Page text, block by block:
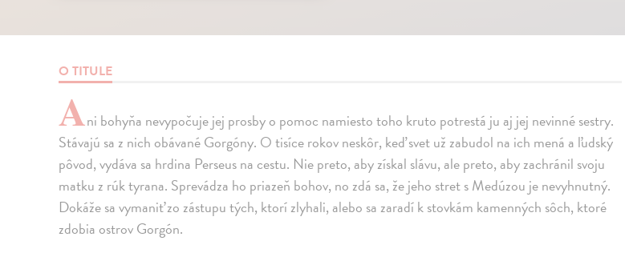
O TITULE
Ani bohyňa nevypočuje jej prosby o pomoc namiesto toho kruto potrestá ju aj jej nevinné sestry.
Stávajú sa z nich obávané Gorgóny. O tisíce rokov neskôr, keď svet už zabudol na ich mená a ľudský
pôvod, vydáva sa hrdina Perseus na cestu. Nie preto, aby získal slávu, ale preto, aby zachránil svoju
matku z rúk tyrana. Sprevádza ho priazeň bohov, no zdá sa, že jeho stret s Medúzou je nevyhnutný.
Dokáže sa vymaniť zo zástupu tých, ktorí zlyhali, alebo sa zaradí k stovkám kamenných sôch, ktoré
zdobia ostrov Gorgón.